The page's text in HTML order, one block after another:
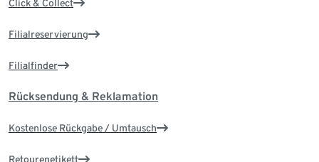
Click & Collect
Filialreservierung
Filialfinder
Rücksendung & Reklamation
Kostenlose Rückgabe / Umtausch
Retourenetikett